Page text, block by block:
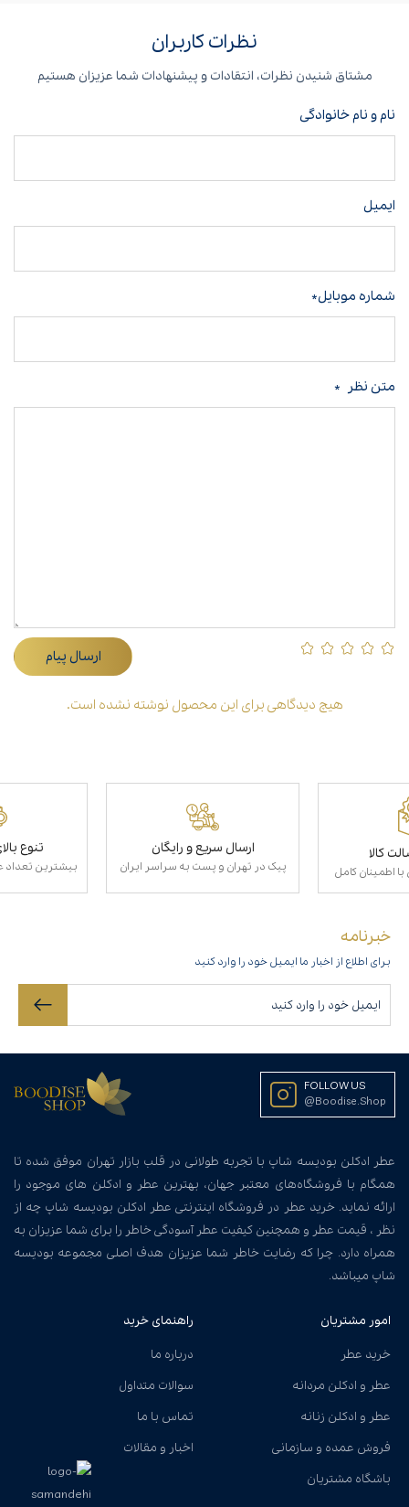
نظرات کاربران
مشتاق شنیدن نظرات، انتقادات و پیشنهادات شما عزیزان هستیم
نام و نام خانوادگی
ایمیل
شماره موبایل*
متن نظر *
ارسال پیام
هیچ دیدگاهی برای این محصول نوشته نشده است.
کالا
اطمینان کامل
ارسال سریع و رایگان
پیک در تهران و پست به سراسر ایران
تنوع
بیشترین تعداد
خبرنامه
برای اطلاع از اخبار ما ایمیل خود را وارد کنید
FOLLOW US
@Boodise.Shop
عطر ادکلن بودیسه شاپ با تجربه طولانی در قلب بازار تهران موفق شده تا
همگام با فروشگاه‌های معتبر جهان، بهترین عطر و ادکلن های موجود را
ارائه نماید. خرید عطر در فروشگاه اینترنتی عطر ادکلن بودیسه شاپ چه از
نظر ، قیمت عطر و همچنین کیفیت عطر آسودگی خاطر را برای شما عزیزان به
همراه دارد. چرا که رضایت خاطر شما عزیزان هدف اصلی مجموعه بودیسه
شاپ میباشد.
امور مشتریان
خرید عطر
عطر و ادکلن مردانه
عطر و ادکلن زنانه
فروش عمده و سازمانی
باشگاه مشتریان
راهنمای خرید
درباره ما
سوالات متداول
تماس با ما
اخبار و مقالات